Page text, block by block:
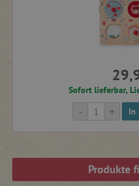
Trinken & Snacks für
Kinderrucksäcke für Ausflüge
Sofort lieferbar,
+
- In
Produkte